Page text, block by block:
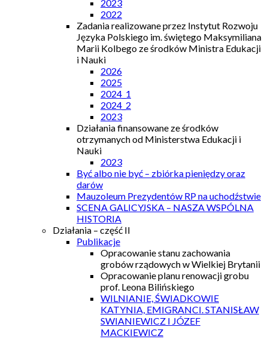
2023
2022
Zadania realizowane przez Instytut Rozwoju
Języka Polskiego im. świętego Maksymiliana
Marii Kolbego ze środków Ministra Edukacji
i Nauki
2026
2025
2024_1
2024_2
2023
Działania finansowane ze środków
otrzymanych od Ministerstwa Edukacji i
Nauki
2023
Być albo nie być – zbiórka pieniędzy oraz
darów
Mauzoleum Prezydentów RP na uchodźstwie
SCENA GALICYJSKA – NASZA WSPÓLNA
HISTORIA
Działania – część II
Publikacje
Opracowanie stanu zachowania
grobów rządowych w Wielkiej Brytanii
Opracowanie planu renowacji grobu
prof. Leona Bilińskiego
WILNIANIE, ŚWIADKOWIE
KATYNIA, EMIGRANCI. STANISŁAW
SWIANIEWICZ I JÓZEF
MACKIEWICZ